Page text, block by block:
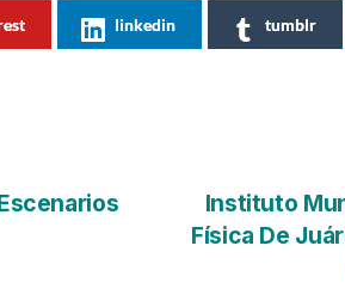
linkedin tumblr
Instituto
Física De